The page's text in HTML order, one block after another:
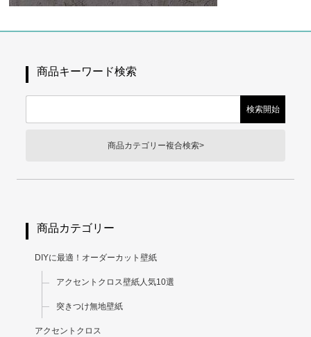
商品キーワード検索
商品カテゴリー複合検索>
商品カテゴリー
DIYに最適！オーダーカット壁紙
アクセントクロス壁紙人気10選
突きつけ無地壁紙
アクセントクロス